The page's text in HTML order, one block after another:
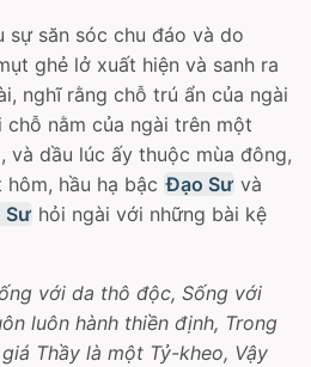
săn sóc chu đáo và do
ghẻ lở xuất hiện và sanh ra
nghĩ rằng chỗ trú ẩn của ngài
nằm của ngài trên một
, và dầu lúc ấy thuộc mùa đông,
hầu hạ bậc Ðạo Sư và
Sư hỏi ngài với những bài kệ
với da thô độc, Sống với
luôn hành thiền định, Trong
Thầy là một Tỷ-kheo, Vậy